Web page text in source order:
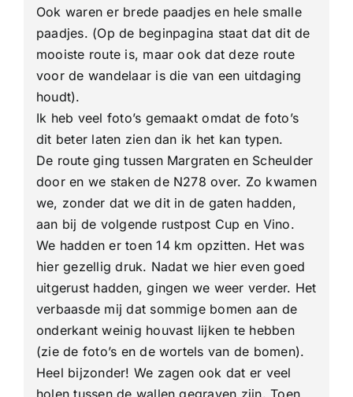
Ook waren er brede paadjes en hele smalle
paadjes. (Op de beginpagina staat dat dit de
mooiste route is, maar ook dat deze route
voor de wandelaar is die van een uitdaging
houdt).
Ik heb veel foto’s gemaakt omdat de foto’s
dit beter laten zien dan ik het kan typen.
De route ging tussen Margraten en Scheulder
door en we staken de N278 over. Zo kwamen
we, zonder dat we dit in de gaten hadden,
aan bij de volgende rustpost Cup en Vino.
We hadden er toen 14 km opzitten. Het was
hier gezellig druk. Nadat we hier even goed
uitgerust hadden, gingen we weer verder. Het
verbaasde mij dat sommige bomen aan de
onderkant weinig houvast lijken te hebben
(zie de foto’s en de wortels van de bomen).
Heel bijzonder! We zagen ook dat er veel